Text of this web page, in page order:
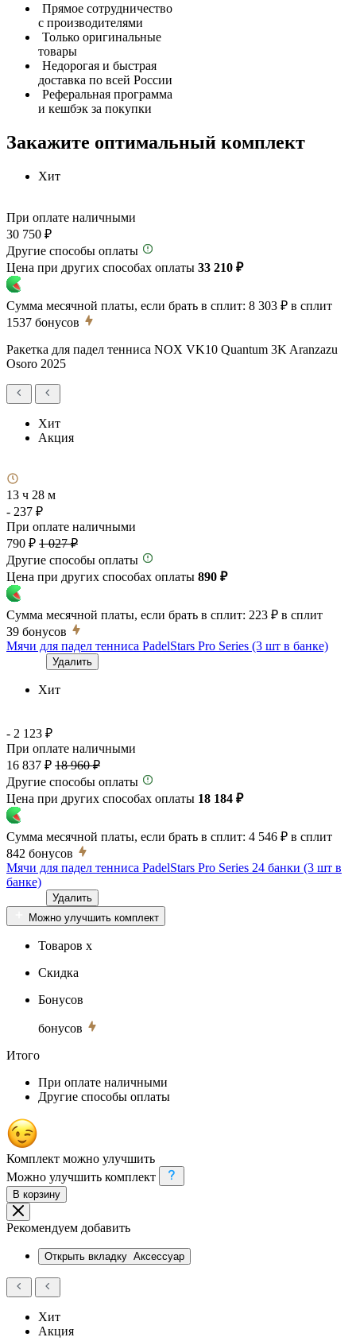
Прямое сотрудничество
с производителями
Только оригинальные
товары
Недорогая и быстрая
доставка по всей России
Реферальная программа
и кешбэк за покупки
Закажите оптимальный комплект
Хит
При оплате наличными
30 750 ₽
Другие способы оплаты
Цена при других способах оплаты 33 210 ₽
Сумма месячной платы, если брать в сплит: 8 303 ₽ в сплит
1537 бонусов
Ракетка для падел тенниса NOX VK10 Quantum 3K Aranzazu
Osoro 2025
Хит
Акция
13 ч 28 м
- 237 ₽
При оплате наличными
790 ₽ 1 027 ₽
Другие способы оплаты
Цена при других способах оплаты 890 ₽
Сумма месячной платы, если брать в сплит: 223 ₽ в сплит
39 бонусов
Мячи для падел тенниса PadelStars Pro Series (3 шт в банке)
Удалить
Хит
- 2 123 ₽
При оплате наличными
16 837 ₽ 18 960 ₽
Другие способы оплаты
Цена при других способах оплаты 18 184 ₽
Сумма месячной платы, если брать в сплит: 4 546 ₽ в сплит
842 бонусов
Мячи для падел тенниса PadelStars Pro Series 24 банки (3 шт в
банке)
Удалить
Можно улучшить комплект
Товаров x
Скидка
Бонусов
бонусов
Итого
При оплате наличными
Другие способы оплаты
Комплект можно улучшить
Можно улучшить комплект
В корзину
Рекомендуем добавить
Открыть вкладку Аксессуар
Хит
Акция